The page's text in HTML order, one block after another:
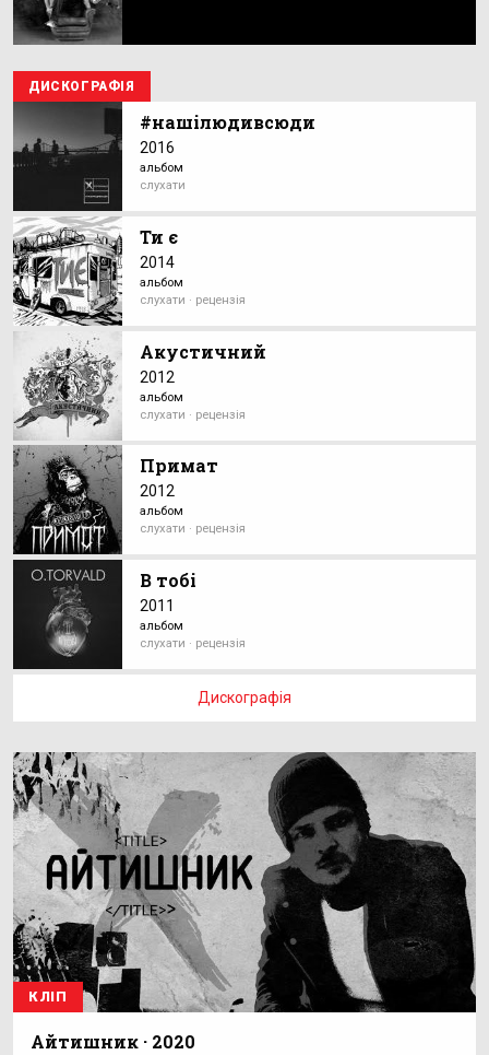
ДИСКОГРАФІЯ
#нашілюдивсюди
2016
альбом
слухати
Ти є
2014
альбом
слухати · рецензія
Акустичний
2012
альбом
слухати · рецензія
Примат
2012
альбом
слухати · рецензія
В тобі
2011
альбом
слухати · рецензія
Дискографія
КЛІП
Айтишник · 2020